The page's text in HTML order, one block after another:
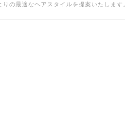
りの最適なヘアスタイルを提案いたします